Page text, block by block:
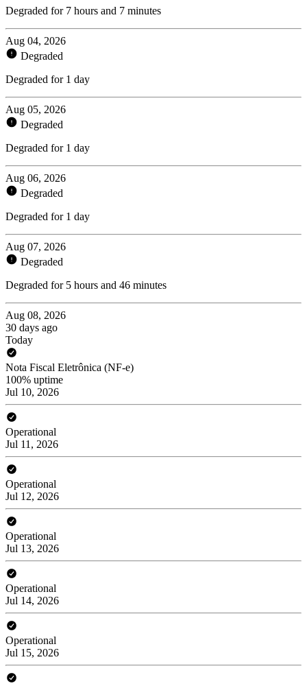
Degraded for 7 hours and 7 minutes
Aug 04, 2026
Degraded
Degraded for 1 day
Aug 05, 2026
Degraded
Degraded for 1 day
Aug 06, 2026
Degraded
Degraded for 1 day
Aug 07, 2026
Degraded
Degraded for 5 hours and 46 minutes
Aug 08, 2026
30 days ago
Today
Nota Fiscal Eletrônica (NF-e)
100% uptime
Jul 10, 2026
Operational
Jul 11, 2026
Operational
Jul 12, 2026
Operational
Jul 13, 2026
Operational
Jul 14, 2026
Operational
Jul 15, 2026